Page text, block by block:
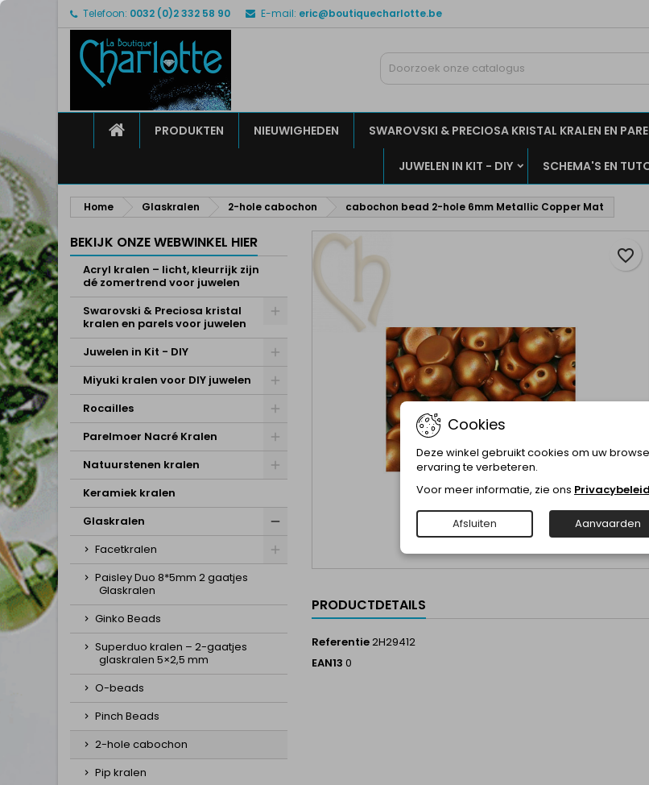
Telefoon: 0032 (0)2 332 58 90 E-mail: eric@boutiquecharlotte.be
HOMEPRODUKTEN NIEUWIGHEDEN SWAROVSKI & PRECIOSA KRISTAL KRALEN EN
JUWELEN IN KIT - DIY SCHEMA'S EN
Home Glaskralen 2-hole cabochon cabochon bead 2-hole 6mm Metallic Copper Mat
BEKIJK ONZE WEBWINKEL HIER
Acryl kralen – licht, kleurrijk zijn
dé zomertrend voor juwelen
Swarovski & Preciosa kristal
kralen en parels voor juwelen
Juwelen in Kit - DIY
Miyuki kralen voor DIY juwelen
Rocailles
Parelmoer Nacré Kralen
Natuurstenen kralen
Keramiek kralen
Glaskralen
Facetkralen
Paisley Duo 8*5mm 2 gaatjes
Glaskralen
Ginko Beads
Superduo kralen – 2-gaatjes
glaskralen 5×2,5 mm
O-beads
Pinch Beads
2-hole cabochon
Pip kralen
favorite_border
PRODUCTDETAILS
Referentie2H29412
EAN13 0
Mijn verlanglijsten
Maak een lijst
Maak een verlanglijst
Inloggen
U moet ingelogd zijn om producten in uw verlanglijst
Annuleren
Cookies
Deze winkel gebruikt cookies om uw
ervaring te verbeteren.
Voor meer informatie, zie ons Privacybeleid
Afsluiten Aanvaarden